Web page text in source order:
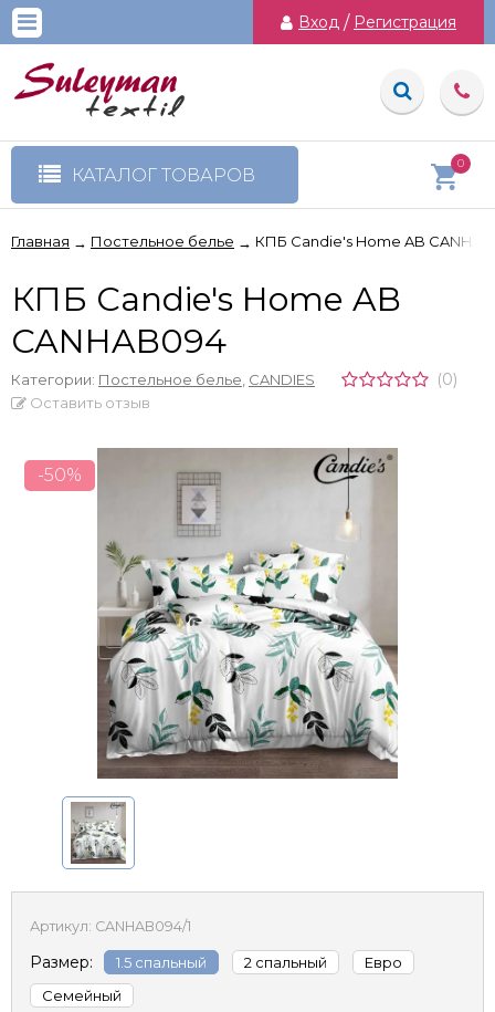
Вход / Регистрация
КАТАЛОГ ТОВАРОВ
0
Главная → Постельное белье → КПБ Candie's Home AB
КПБ Candie's Home AB
CANHAB094
Категории: Постельное белье CANDIES (0)
Оставить отзыв
-50%
Артикул: CANHAB094/1
Размер: 1.5 спальный 2 спальный
Евро
Семейный